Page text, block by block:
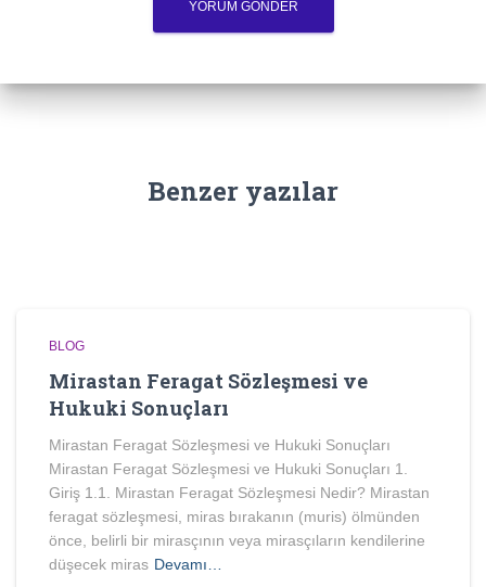
Benzer yazılar
BLOG
Mirastan Feragat Sözleşmesi ve
Hukuki Sonuçları
Mirastan Feragat Sözleşmesi ve Hukuki Sonuçları
Mirastan Feragat Sözleşmesi ve Hukuki Sonuçları 1.
Giriş 1.1. Mirastan Feragat Sözleşmesi Nedir? Mirastan
feragat sözleşmesi, miras bırakanın (muris) ölmünden
önce, belirli bir mirasçının veya mirasçıların kendilerine
düşecek miras Devamı…